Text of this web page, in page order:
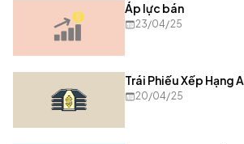
Áp lực bán
23/04/25
Trái Phiếu Xếp Hạng A
20/04/25